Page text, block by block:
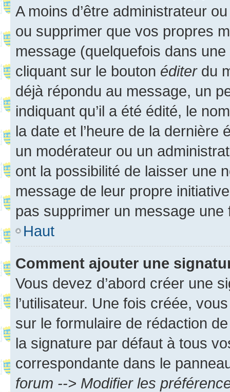
A moins d’être administrateur
ou supprimer que vos propres
message (quelquefois dans
cliquant sur le bouton éditerdu
déjà répondu au message, un
indiquant qu’il a été édité, le
la date et l’heure de la dernière
un modérateur ou un
ont la possibilité de laisser une
message de leur propre
pas supprimer un message une
Haut
Comment ajouter une
Vous devez d’abord créer une
l’utilisateur. Une fois créée,
sur le formulaire de rédaction
la signature par défaut à tous
correspondante dans le
forum --> Modifier les